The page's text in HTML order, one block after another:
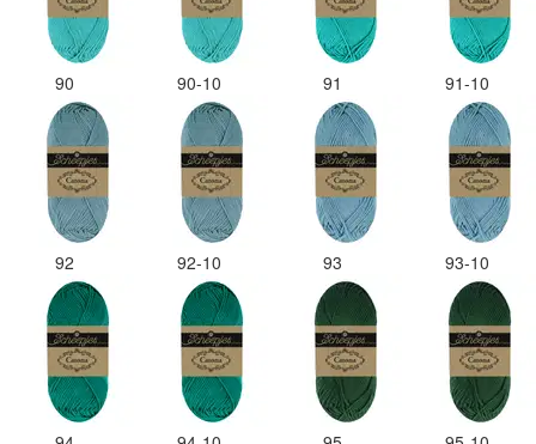
90 90-10 91 91-10
92 92-10 93 93-10